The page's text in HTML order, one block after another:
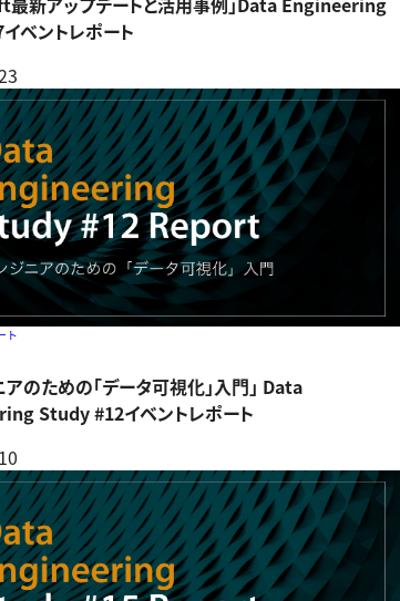
ベントレポート
ト
アのための「データ可視化」入門」 Data
Study #12イベントレポート